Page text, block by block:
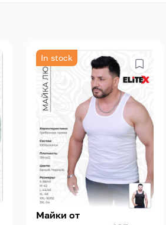
In stock
Майки от